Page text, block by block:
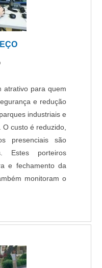
atrativo para quem
e redução
industriais e
custo é reduzido,
presenciais são
Estes porteiros
e fechamento da
monitoram o
Com a ....